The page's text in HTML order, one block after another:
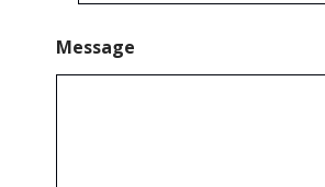
Message